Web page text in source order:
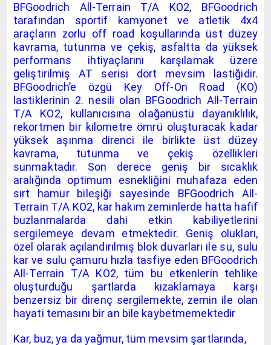
BFGoodrich All-Terrain T/A KO2, BFGoodrich
tarafından sportif kamyonet ve atletik 4x4
araçların zorlu off road koşullarında üst düzey
kavrama, tutunma ve çekiş, asfaltta da yüksek
performans ihtiyaçlarını karşılamak üzere
geliştirilmiş AT serisi dört mevsim lastiğidir.
BFGoodrich’e özgü Key Off-On Road (KO)
lastiklerinin 2. nesili olan BFGoodrich All-Terrain
T/A KO2, kullanıcısına olağanüstü dayanıklılık,
rekortmen bir kilometre ömrü oluşturacak kadar
yüksek aşınma direnci ile birlikte üst düzey
kavrama, tutunma ve çekiş özellikleri
sunmaktadır. Son derece geniş bir sıcaklık
aralığında optimum esnekliğini muhafaza eden
sırt hamur bileşiği sayesinde BFGoodrich All-
Terrain T/A KO2, kar hakim zeminlerde hatta hafif
buzlanmalarda dahi etkin kabiliyetlerini
sergilemeye devam etmektedir. Geniş olukları,
özel olarak açılandırılmış blok duvarları ile su, sulu
kar ve sulu çamuru hızla tasfiye eden BFGoodrich
All-Terrain T/A KO2, tüm bu etkenlerin tehlike
oluşturduğu şartlarda kızaklamaya karşı
benzersiz bir direnç sergilemekte, zemin ile olan
hayati temasını bir an bile kaybetmemektedir
Kar, buz, ya da yağmur, tüm mevsim şartlarında,